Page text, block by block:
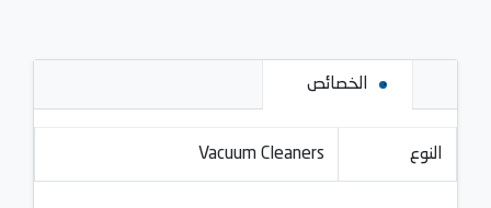
الخصائص
النوع Vacuum Cleaners